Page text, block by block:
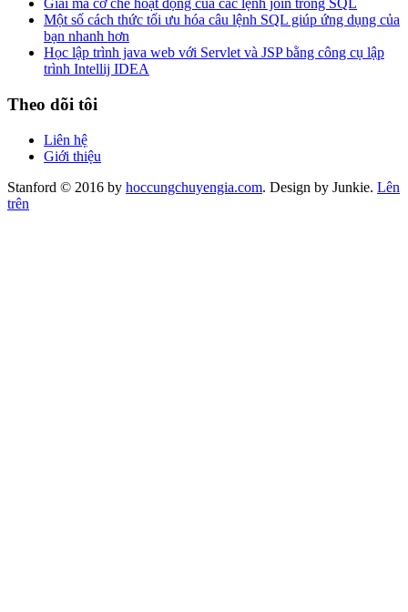
Giải mã cơ chế hoạt động của các lệnh join trong SQL
Một số cách thức tối ưu hóa câu lệnh SQL giúp ứng dụng của
bạn nhanh hơn
Học lập trình java web với Servlet và JSP bằng công cụ lập
trình Intellij IDEA
Theo dõi tôi
Liên hệ
Giới thiệu
Stanford © 2016 by hoccungchuyengia.com. Design by Junkie. Lên
trên